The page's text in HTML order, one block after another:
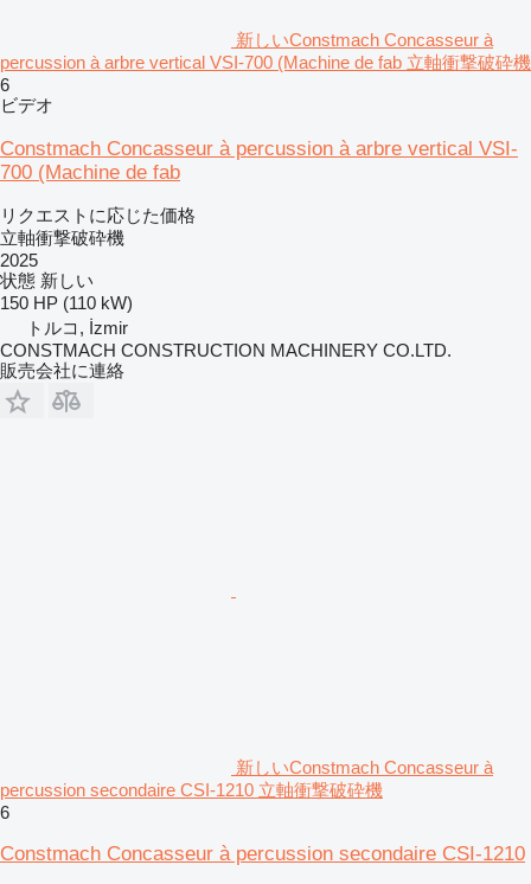
新しいConstmach Concasseur à
percussion à arbre vertical VSI-700 (Machine de fab 立軸衝撃破砕機
6
ビデオ
Constmach Concasseur à percussion à arbre vertical VSI-
700 (Machine de fab
リクエストに応じた価格
立軸衝撃破砕機
2025
状態 新しい
150 HP (110 kW)
トルコ, İzmir
CONSTMACH CONSTRUCTION MACHINERY CO.LTD.
販売会社に連絡
新しいConstmach Concasseur à
percussion secondaire CSI-1210 立軸衝撃破砕機
6
Constmach Concasseur à percussion secondaire CSI-1210